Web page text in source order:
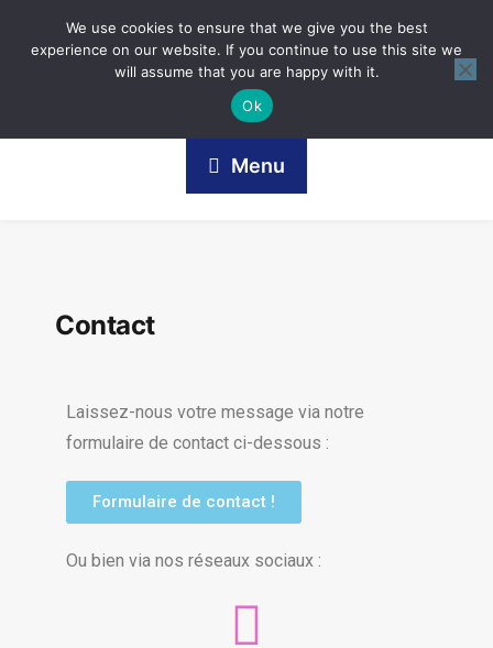
Menu
Contact
Laissez-nous votre message via notre
formulaire de contact ci-dessous :
Formulaire de contact !
Ou bien via nos réseaux sociaux :
We use cookies to ensure that we give you the best
experience on our website. If you continue to use this site we
will assume that you are happy with it.
Ok